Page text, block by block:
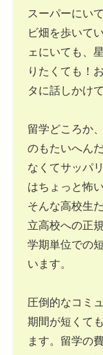
スーパーにい
ビ畑を歩いて
ェにいても、
りたくても！
タに話しかけ
留学どころか
のもたいへん
なくてサッパ
はちょっと怖
そんな高校生
立高校への正
学期単位での
います。
圧倒的なコミ
期間が短くて
ます。留学の